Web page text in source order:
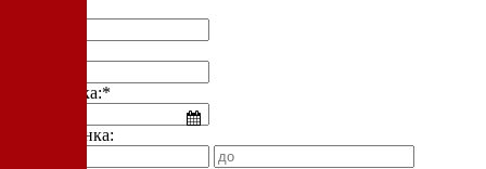
Дата звонка:*
Время звонка: